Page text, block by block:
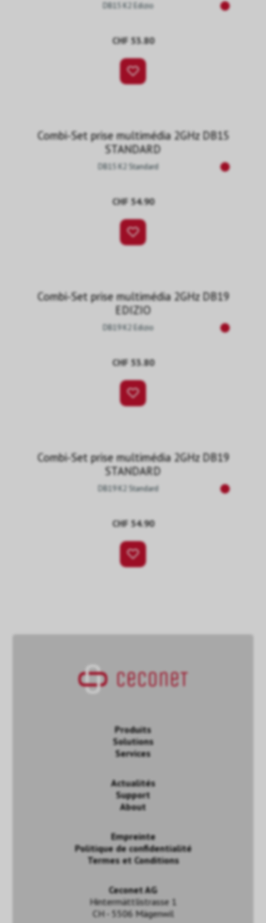
DB15 K2 Edizio
CHF 53.80
Combi-Set prise multimédia 2GHz DB15
STANDARD
DB15 K2 Standard
CHF 54.90
Combi-Set prise multimédia 2GHz DB19
EDIZIO
DB19 K2 Edizio
CHF 53.80
Combi-Set prise multimédia 2GHz DB19
STANDARD
DB19 K2 Standard
CHF 54.90
Produits
Solutions
Services
Actualités
Support
About
Empreinte
Politique de confidentialité
Termes et Conditions
Ceconet AG
Hintermättlistrasse 1
CH - 5506 Mägenwil